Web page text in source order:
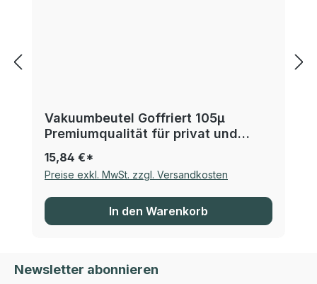
Vakuumbeutel Goffriert 105µ
Premiumqualität für privat und
15,84 €*
Preise exkl. MwSt. zzgl. Versandkosten
In den Warenkorb
Newsletter abonnieren